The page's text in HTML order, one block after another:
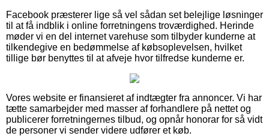
Facebook præsterer lige så vel sådan set belejlige løsninger
til at få indblik i online forretningens troværdighed. Herinde
møder vi en del internet varehuse som tilbyder kunderne at
tilkendegive en bedømmelse af købsoplevelsen, hvilket
tillige bør benyttes til at afveje hvor tilfredse kunderne er.
Vores website er finansieret af indtægter fra annoncer. Vi har
tætte samarbejder med masser af forhandlere på nettet og
publicerer forretningernes tilbud, og opnår honorar for så vidt
de personer vi sender videre udfører et køb.